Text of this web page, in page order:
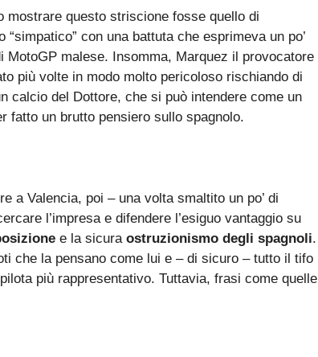
mostrare questo striscione fosse quello di
con una battuta che esprimeva un po’
malese. Insomma, Marquez il provocatore
più volte in modo molto pericoloso rischiando di
calcio del Dottore, che si può intendere come un
fatto un brutto pensiero sullo spagnolo.
a Valencia, poi – una volta smaltito un po’ di
l’impresa e difendere l’esiguo vantaggio su
e la sicura ostruzionismo degli spagnoli.
che la pensano come lui e – di sicuro – tutto il tifo
più rappresentativo. Tuttavia, frasi come quelle